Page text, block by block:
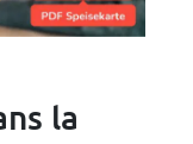
la